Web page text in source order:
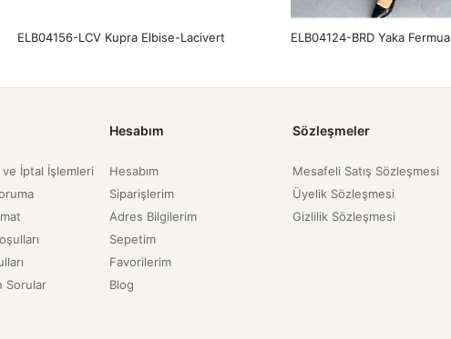
ELB04156-LCV Kupra Elbise-Lacivert
İptal İşlemleri
Sorular
Hesabım
Hesabım
Siparişlerim
Adres Bilgilerim
Sepetim
Favorilerim
Blog
Sözleşmeler
Mesafeli Satış Sözleşmesi
Üyelik Sözleşmesi
Gizlilik Sözleşmesi